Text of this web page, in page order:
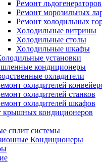
Ремонт льдогенераторов
Ремонт морозильных
Ремонт холодильных
Холодильные витрины
Холодильные столы
Холодильные шкафы
установки
кондиционеры
охладители
охладителей
охладителей станков
охладителей шкафов
крышных кондиционеров
сплит системы
Кондиционеры